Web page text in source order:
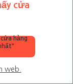
massage spa
cửa
hàng
web.